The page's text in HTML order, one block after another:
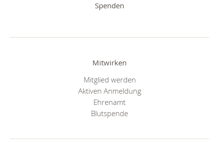
Spenden
Mitwirken
Mitglied werden
Aktiven Anmeldung
Ehrenamt
Blutspende